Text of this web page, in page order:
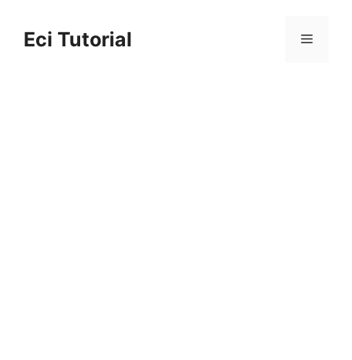
contentEci Tutorial Menu